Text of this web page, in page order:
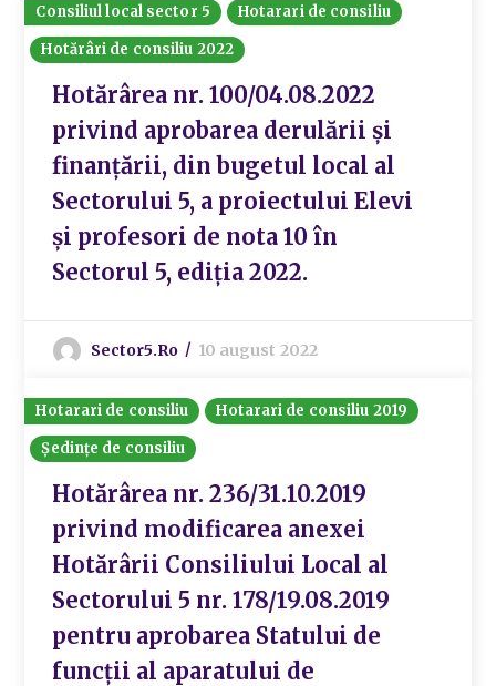
Consiliul local sector 5
Hotarari de consiliu
Hotărâri de consiliu 2022
Hotărârea nr. 100/04.08.2022
privind aprobarea derulării și
finanțării, din bugetul local al
Sectorului 5, a proiectului Elevi
și profesori de nota 10 în
Sectorul 5, ediția 2022.
Sector5.ro 10 august 2022
Hotarari de consiliu
Hotarari de consiliu 2019
Ședințe de consiliu
Hotărârea nr. 236/31.10.2019
privind modificarea anexei
Hotărârii Consiliului Local al
Sectorului 5 nr. 178/19.08.2019
pentru aprobarea Statului de
funcții al aparatului de